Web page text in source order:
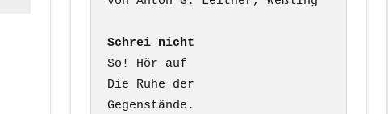
Schrei nicht
So! Hör auf
Die Ruhe der
Gegenstände.